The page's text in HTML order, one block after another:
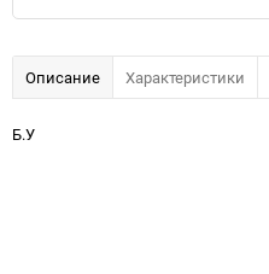
Описание Характеристики
Б.У